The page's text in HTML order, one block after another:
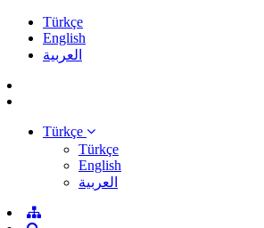
Türkçe
English
العربية
Türkçe
Türkçe
English
العربية